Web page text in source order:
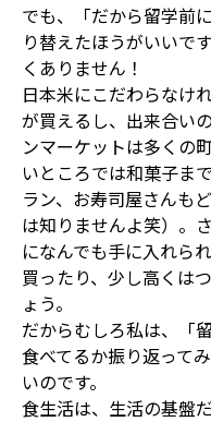
でも、「だから留学前
り替えたほうがいいで
くありません！
日本米にこだわらなけ
が買えるし、出来合い
ンマーケットは多くの
いところでは和菓子ま
ラン、お寿司屋さんも
は知りませんよ笑）。
になんでも手に入れら
買ったり、少し高くは
ょう。
だからむしろ私は、「
食べてるか振り返って
いのです。
食生活は、生活の基盤